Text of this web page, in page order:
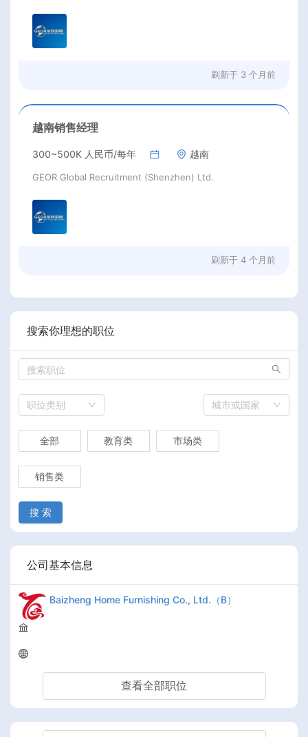
刷新于 3 个月前
越南销售经理
300~500K 人民币/每年 越南
GEOR Global Recruitment (Shenzhen) Ltd.
刷新于 4 个月前
搜索你理想的职位
职位类别 城市或国家
全部 教育类 市场类
销售类
搜 索
公司基本信息
Baizheng Home Furnishing Co., Ltd.（B）
查看全部职位